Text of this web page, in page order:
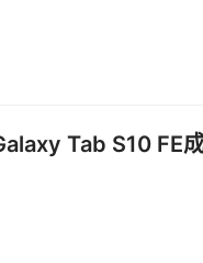
这是华清远见与天猫精
技术打造项目实战教
进行项目开发和学习，
用ST提供的硬件设备
者来说非常容易上手
发板到课程，全面升级
Tab S10 FE